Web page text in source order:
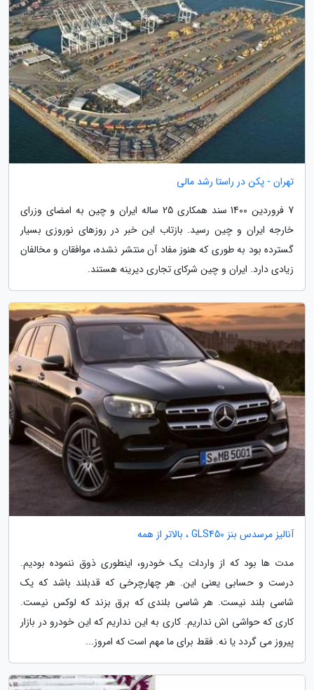
تهران - پکن در راستا رشد مالی
7 فروردین 1400 سند همکاری 25 ساله ایران و چین به امضای وزرای
خارجه ایران و چین رسید. بازتاب این خبر در روزهای نوروزی بسیار
گسترده بود به طوری که هنوز مفاد آن منتشر نشده، موافقان و مخالفان
زیادی دارد. ایران و چین شرکای تجاری دیرینه هستند.
آنالیز مرسدس بنز GLS450 ، بالاتر از همه
مدت ها بود که از واردات یک خودرو، اینطوری ذوق ننموده بودیم.
درست و حسابی یعنی این. هر چهارچرخی که قدبلند باشد که یک
شاسی بلند نیست. هر شاسی بلندی که برق بزند که لوکس نیست.
کاری که حواشی اش نداریم. کاری به این نداریم که این خودرو در بازار
پیروز می گردد یا نه. فقط برای ما مهم است که امروز...